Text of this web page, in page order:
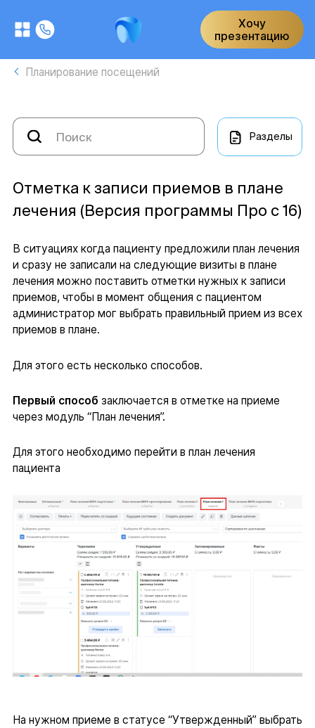
Хочу
презентацию
Планирование посещений
Разделы
Отметка к записи приемов в плане
лечения (Версия программы Про с 16)
В ситуациях когда пациенту предложили план лечения
и сразу не записали на следующие визиты в плане
лечения можно поставить отметки нужных к записи
приемов, чтобы в момент общения с пациентом
администратор мог выбрать правильный прием из всех
приемов в плане.
Для этого есть несколько способов.
Первый способ заключается в отметке на приеме
через модуль “План лечения”.
Для этого необходимо перейти в план лечения
пациента
На нужном приеме в статусе “Утвержденный” выбрать